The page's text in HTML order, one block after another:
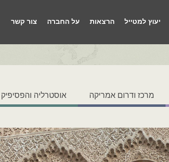
יעוץ למטייל הרצאות על החברה צור קשר
אוסטרליה והפסיפיק מרכז ודרום אמריקה